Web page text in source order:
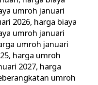
umroh januari
2026, harga biaya
umroh januari
umroh januari
, harga umroh
2027, harga
umroh